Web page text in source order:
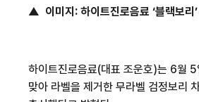
▲ 이미지 : 하이트진로음료 ‘블랙보리
하이트진로음료(대표 조운호)는 6월 5
맞아 라벨을 제거한 무라벨 검정보리